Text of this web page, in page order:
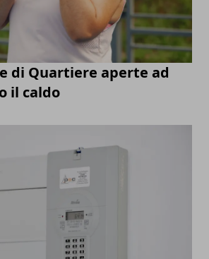
di Quartiere aperte ad
il caldo